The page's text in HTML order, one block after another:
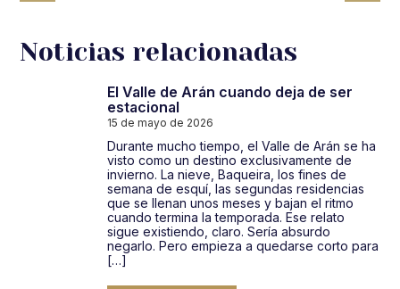
entradas
Noticias relacionadas
El Valle de Arán cuando deja de ser
estacional
15 de mayo de 2026
Durante mucho tiempo, el Valle de Arán se ha
visto como un destino exclusivamente de
invierno. La nieve, Baqueira, los fines de
semana de esquí, las segundas residencias
que se llenan unos meses y bajan el ritmo
cuando termina la temporada. Ese relato
sigue existiendo, claro. Sería absurdo
negarlo. Pero empieza a quedarse corto para
[…]